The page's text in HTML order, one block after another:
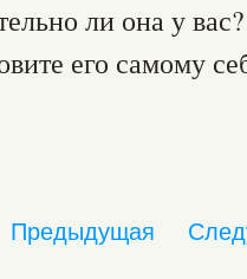
ли она у
его самому
Предыдущая